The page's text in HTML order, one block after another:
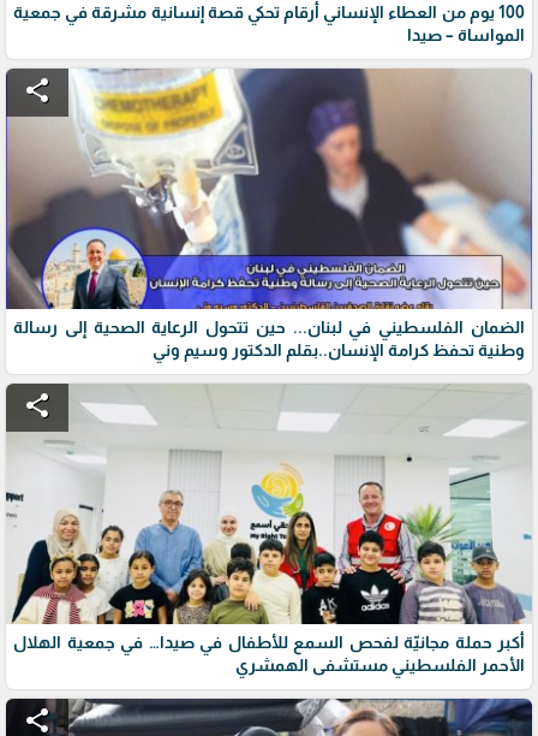
100 يوم من العطاء الإنساني أرقام تحكي قصة إنسانية مشرقة في جمعية
المواساة – صيدا
share
الضمان الفلسطيني في لبنان... حين تتحول الرعاية الصحية إلى رسالة
وطنية تحفظ كرامة الإنسان..بقلم الدكتور وسيم وني
share
أكبر حملة مجانيّة لفحص السمع للأطفال في صيدا… في جمعية الهلال
الأحمر الفلسطيني مستشفى الهمشري
share